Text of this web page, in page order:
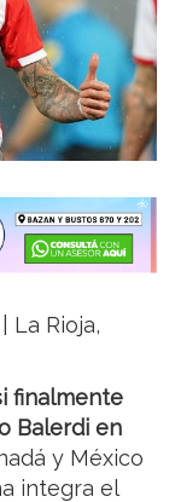
La Rioja,
finalmente
Balerdi en
y México
integra el